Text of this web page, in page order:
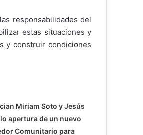
responsabilidades del
estas situaciones y
y construir condiciones
Miriam Soto y Jesús
apertura de un nuevo
Comunitario para